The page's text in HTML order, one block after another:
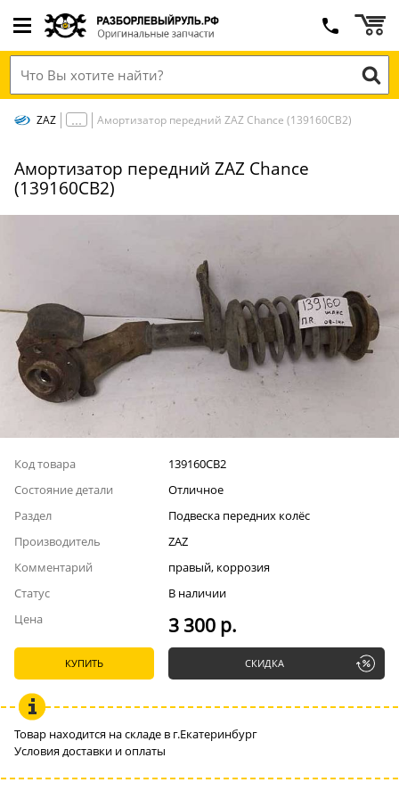
ZAZ Амортизатор передний ZAZ Chance (139160СВ2)
Амортизатор передний ZAZ Chance
(139160СВ2)
Код товара
139160СВ2
Состояние детали
Отличное
Раздел
Подвеска передних колёс
Производитель
ZAZ
Комментарий
правый, коррозия
Статус
В наличии
Цена
3 300 р.
КУПИТЬ СКИДКА
Товар находится на складе в г.Екатеринбург
Условия доставки и оплаты